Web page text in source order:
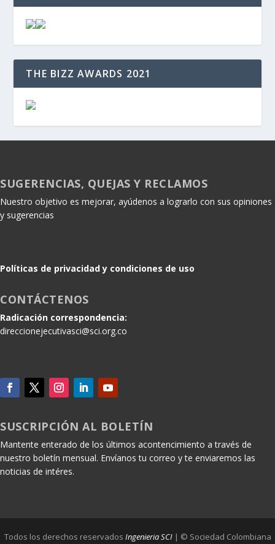
THE BIZZ AWARDS 2021
SUGERENCIAS, QUEJAS Y RECLAMOS
Nuestro objetivo es mejorar, ayúdenos a lograrlo con sus opiniones
y sugerencias
Políticas de privacidad y condiciones de uso
CONTÁCTENOS
Radicación correspondencia:
direccionejecutivasci@sci.org.co
SUSCRIPCIÓN AL BOLETÍN
Mantente enterado de los últimos acontencimiento a través de
nuestro boletín mensual. Envíanos tu correo y te enviaremos las
noticias de intéres.
Todos los derechos reservados Ingenieria SCI | © Sociedad Colombiana